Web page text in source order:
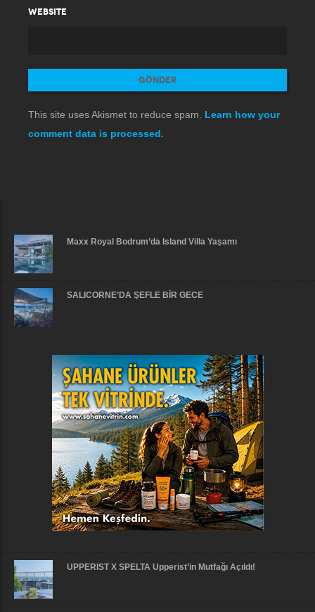
WEBSITE
This site uses Akismet to reduce spam. Learn how your
comment data is processed.
Maxx Royal Bodrum’da Island Villa Yaşamı
SALICORNE’DA ŞEFLE BİR GECE
UPPERIST X SPELTA Upperist’in Mutfağı Açıldı!